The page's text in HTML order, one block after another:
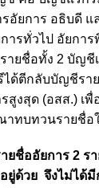
รอัยการ อธิบดี
ารทั่วไป อัยการ
ายชื่อทั้ง 2 บัญชี
ด้ตีกลับบัญชีรา
สูงสุด (อสส.) เ
าทบทวนรายชื่อ
ายชื่ออัยการ 2
ยู่ด้วย จึงไม่ได้